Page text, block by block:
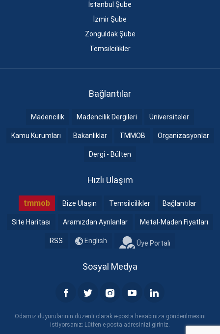
İstanbul Şube
İzmir Şube
Zonguldak Şube
Temsilcilikler
Bağlantılar
Madencilik Madencilik Dergileri Üniversiteler
Kamu Kurumları Bakanlıklar TMMOB Organizasyonlar
Dergi - Bülten
Hızlı Ulaşım
tmmob Bize Ulaşın Temsilcilikler Bağlantılar
Site Haritası Aramızdan Ayrılanlar Metal-Maden Fiyatları
RSS English Üye Portalı
Sosyal Medya
Odamız duyurularının düzenli olarak e-posta hesabınıza gönderilmesini
istiyorsanız; Lütfen e-posta adresinizi giriniz.